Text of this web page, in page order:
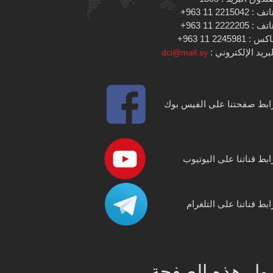
: 2215042 11 963+
: 2222205 11 963+
: 2245981 11 963+
الإلكتروني : dci@mail.sy
صفحتنا على الفيس بوك
قناتنا على اليوتيوب
قناتنا على التلغرام